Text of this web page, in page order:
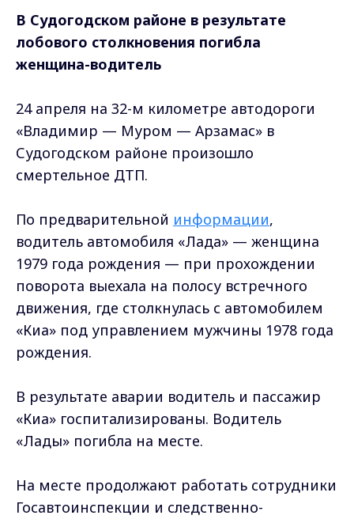
В Судогодском районе в результате
лобового столкновения погибла
женщина-водитель
24 апреля на 32-м километре автодороги
«Владимир — Муром — Арзамас» в
Судогодском районе произошло
смертельное ДТП.
По предварительной информации,
водитель автомобиля «Лада» — женщина
1979 года рождения — при прохождении
поворота выехала на полосу встречного
движения, где столкнулась с автомобилем
«Киа» под управлением мужчины 1978 года
рождения.
В результате аварии водитель и пассажир
«Киа» госпитализированы. Водитель
«Лады» погибла на месте.
На месте продолжают работать сотрудники
Госавтоинспекции и следственно-